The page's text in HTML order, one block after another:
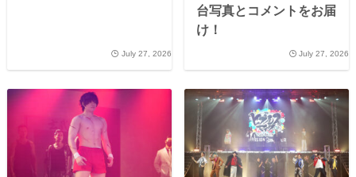
July 27, 2026
台写真とコメントをお届
け！
July 27, 2026